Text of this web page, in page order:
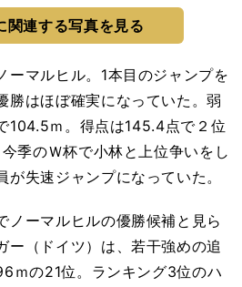
関連する写真を見る
マルヒル。1本目のジャンプを
勝はほぼ確実になっていた。弱
104.5ｍ。得点は145.4点で２位
季のＷ杯で小林と上位争いをし
失速ジャンプになっていた。
ーマルヒルの優勝候補と見ら
ー（ドイツ）は、若干強めの追
ｍの21位。ランキング3位のハ